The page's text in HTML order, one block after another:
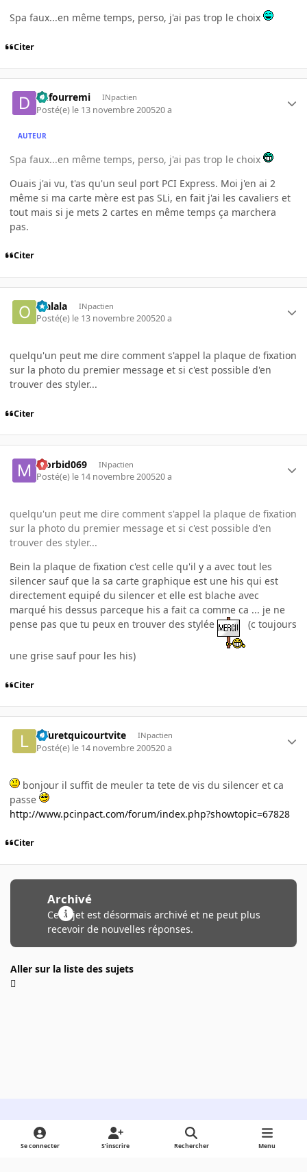
Spa faux...en même temps, perso, j'ai pas trop le choix
Citer
dufourremi INpactien
Posté(e) le 13 novembre 200520 a
AUTEUR
Spa faux...en même temps, perso, j'ai pas trop le choix
Ouais j'ai vu, t'as qu'un seul port PCI Express. Moi j'en ai 2
même si ma carte mère est pas SLi, en fait j'ai les cavaliers et
tout mais si je mets 2 cartes en même temps ça marchera
pas.
Citer
olalala INpactien
Posté(e) le 13 novembre 200520 a
quelqu'un peut me dire comment s'appel la plaque de fixation
sur la photo du premier message et si c'est possible d'en
trouver des styler...
Citer
Morbid069 INpactien
Posté(e) le 14 novembre 200520 a
quelqu'un peut me dire comment s'appel la plaque de fixation
sur la photo du premier message et si c'est possible d'en
trouver des styler...
Bein la plaque de fixation c'est celle qu'il y a avec tout les
silencer sauf que la sa carte graphique est une his qui est
directement equipé du silencer et elle est blache avec
marqué his dessus parceque his a fait ca comme ca ... je ne
pense pas que tu peux en trouver des stylée
(c toujours
une grise sauf pour les his)
Citer
lefuretquicourtvite INpactien
Posté(e) le 14 novembre 200520 a
bonjour il suffit de meuler ta tete de vis du silencer et ca
passe
http://www.pcinpact.com/forum/index.php?showtopic=67828
Citer
Archivé
Ce sujet est désormais archivé et ne peut plus
recevoir de nouvelles réponses.
Aller sur la liste des sujets
Light ModeDark ModeSystem Preference
Se connecter S’inscrire Rechercher Menu